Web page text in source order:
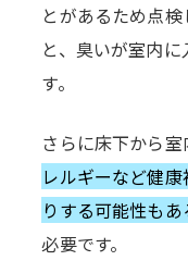
とがあるため点
と、臭いが室内
す。
さらに床下から
レルギーなど健
りする可能性もあ
必要です。